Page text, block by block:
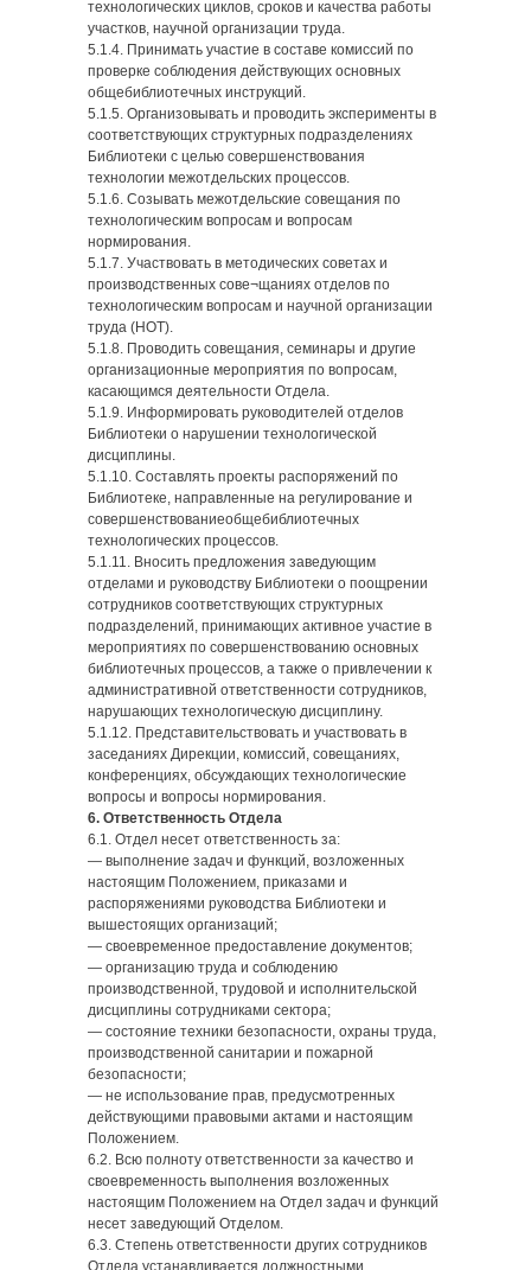
технологических циклов, сроков и качества работы
участков, научной организации труда.
5.1.4. Принимать участие в составе комиссий по
проверке соблюдения действующих основных
общебиблиотечных инструкций.
5.1.5. Организовывать и проводить эксперименты в
соответствующих структурных подразделениях
Библиотеки с целью совершенствования
технологии межотдельских процессов.
5.1.6. Созывать межотдельские совещания по
технологическим вопросам и вопросам
нормирования.
5.1.7. Участвовать в методических советах и
производственных сове¬щаниях отделов по
технологическим вопросам и научной организации
труда (НОТ).
5.1.8. Проводить совещания, семинары и другие
организационные мероприятия по вопросам,
касающимся деятельности Отдела.
5.1.9. Информировать руководителей отделов
Библиотеки о нарушении технологической
дисциплины.
5.1.10. Составлять проекты распоряжений по
Библиотеке, направленные на регулирование и
совершенствованиеобщебиблиотечных
технологических процессов.
5.1.11. Вносить предложения заведующим
отделами и руководству Библиотеки о поощрении
сотрудников соответствующих структурных
подразделений, принимающих активное участие в
мероприятиях по совершенствованию основных
библиотечных процессов, а также о привлечении к
административной ответственности сотрудников,
нарушающих технологическую дисциплину.
5.1.12. Представительствовать и участвовать в
заседаниях Дирекции, комиссий, совещаниях,
конференциях, обсуждающих технологические
вопросы и вопросы нормирования.
6. Ответственность Отдела
6.1. Отдел несет ответственность за:
— выполнение задач и функций, возложенных
настоящим Положением, приказами и
распоряжениями руководства Библиотеки и
вышестоящих организаций;
— своевременное предоставление документов;
— организацию труда и соблюдению
производственной, трудовой и исполнительской
дисциплины сотрудниками сектора;
— состояние техники безопасности, охраны труда,
производственной санитарии и пожарной
безопасности;
— не использование прав, предусмотренных
действующими правовыми актами и настоящим
Положением.
6.2. Всю полноту ответственности за качество и
своевременность выполнения возложенных
настоящим Положением на Отдел задач и функций
несет заведующий Отделом.
6.3. Степень ответственности других сотрудников
Отдела устанавливается должностными